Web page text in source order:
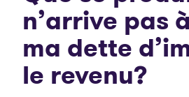
n’arrive pas
ma dette
le revenu?